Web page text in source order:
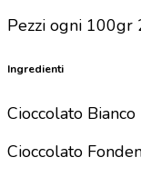
Pezzi ogni 100gr
Ingredienti
Cioccolato Bianco
Cioccolato